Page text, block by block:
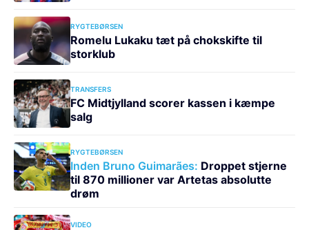
RYGTEBØRSEN
Romelu Lukaku tæt på chokskifte til
storklub
TRANSFERS
FC Midtjylland scorer kassen i kæmpe
salg
RYGTEBØRSEN
Inden Bruno Guimarães: Droppet stjerne
til 870 millioner var Artetas absolutte
drøm
VIDEO